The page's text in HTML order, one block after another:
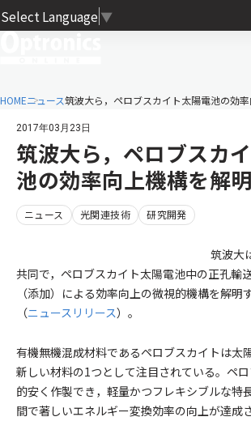
Select Language ▼
HOMEニュース筑波大ら，ペロブスカイト太陽電池の効
2017年03月23日
筑波大ら，ペロブスカ
池の効率向上機構を解明
ニュース 光関連技術 研究開発
筑波大
共同で，ペロブスカイト太陽電池中の正孔輸
（添加）による効率向上の微視的機構を解明
（ニュースリリース）。
有機無機混成材料であるペロブスカイトは太
新しい材料の1つとして注目されている。ペ
的安く作製でき，軽量かつフレキシブルな特
間で著しいエネルギー変換効率の向上が達成